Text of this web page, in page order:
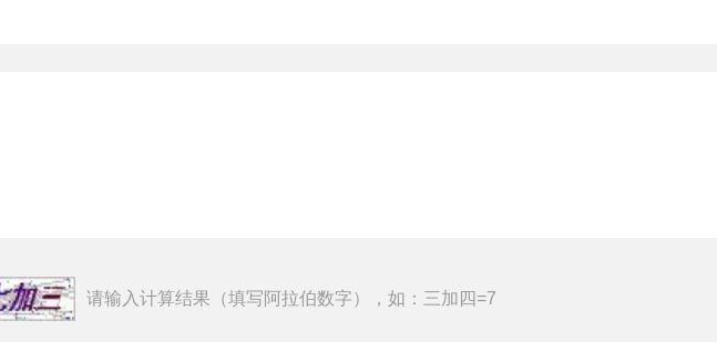
请输入计算结果（填写阿拉伯数字），如：三加四=7